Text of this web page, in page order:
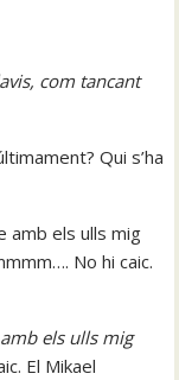
com tancant
Qui s’ha
amb els ulls mig
No hi caic.
els ulls mig
El Mikael